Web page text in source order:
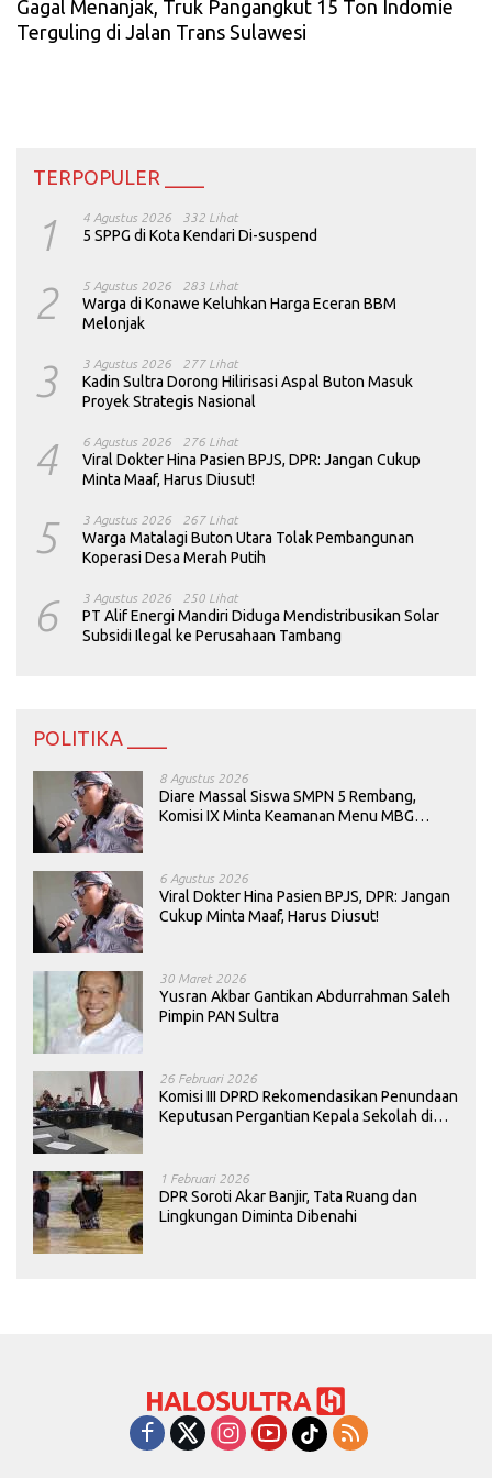
Gagal Menanjak, Truk Pangangkut 15 Ton Indomie
Terguling di Jalan Trans Sulawesi
TERPOPULER ____
1 4 Agustus 2026 332 Lihat
5 SPPG di Kota Kendari Di-suspend
2 5 Agustus 2026 283 Lihat
Warga di Konawe Keluhkan Harga Eceran BBM
Melonjak
3 3 Agustus 2026 277 Lihat
Kadin Sultra Dorong Hilirisasi Aspal Buton Masuk
Proyek Strategis Nasional
4 6 Agustus 2026 276 Lihat
Viral Dokter Hina Pasien BPJS, DPR: Jangan Cukup
Minta Maaf, Harus Diusut!
5 3 Agustus 2026 267 Lihat
Warga Matalagi Buton Utara Tolak Pembangunan
Koperasi Desa Merah Putih
6 3 Agustus 2026 250 Lihat
PT Alif Energi Mandiri Diduga Mendistribusikan Solar
Subsidi Ilegal ke Perusahaan Tambang
POLITIKA ____
8 Agustus 2026
Diare Massal Siswa SMPN 5 Rembang,
Komisi IX Minta Keamanan Menu MBG
6 Agustus 2026
Viral Dokter Hina Pasien BPJS, DPR: Jangan
Cukup Minta Maaf, Harus Diusut!
30 Maret 2026
Yusran Akbar Gantikan Abdurrahman Saleh
Pimpin PAN Sultra
26 Februari 2026
Komisi III DPRD Rekomendasikan Penundaan
Keputusan Pergantian Kepala Sekolah di
1 Februari 2026
DPR Soroti Akar Banjir, Tata Ruang dan
Lingkungan Diminta Dibenahi